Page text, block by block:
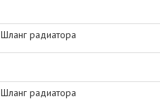
Шланг радиатора
Шланг радиатора